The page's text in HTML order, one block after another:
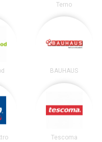
Terno
BAUHAUS
Tescoma